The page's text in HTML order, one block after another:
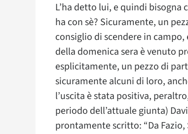
L’ha detto lui, e quindi
ha con sè? Sicuramente, un
consiglio di scendere in
della domenica sera è venuto
esplicitamente, un pezzo di
sicuramente alcuni di loro,
l’uscita è stata positiva,
periodo dell’attuale giunta)
prontamente scritto: “Da